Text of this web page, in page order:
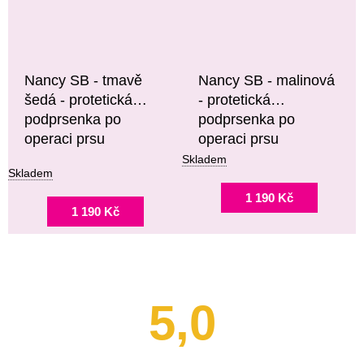
Nancy SB - tmavě
šedá - protetická
podprsenka po
operaci prsu
Skladem
1 190 Kč
Nancy SB - malinová
- protetická
podprsenka po
operaci prsu
Skladem
1 190 Kč
5,0